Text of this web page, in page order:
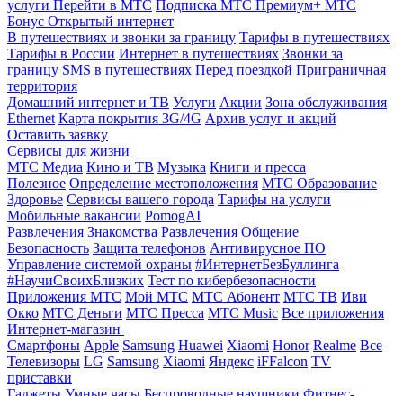
услуги Перейти в МТС Подписка МТС Премиум+ МТС
Бонус Открытый интернет
В путешествиях и звонки за границу Тарифы в путешествиях
Тарифы в России Интернет в путешествиях Звонки за
границу SMS в путешествиях Перед поездкой Приграничная
территория
Домашний интернет и ТВ Услуги Акции Зона обслуживания
Ethernet Карта покрытия 3G/4G Архив услуг и акций
Оставить заявку
Сервисы для жизни
МТС Медиа Кино и ТВ Музыка Книги и пресса
Полезное Определение местоположения МТС Образование
Здоровье Сервисы вашего города Тарифы на услуги
Мобильные вакансии PomogAI
Развлечения Знакомства Развлечения Общение
Безопасность Защита телефонов Антивирусное ПО
Управление системой охраны #ИнтернетБезБуллинга
#НаучиСвоихБлизких Тест по кибербезопасности
Приложения МТС Мой МТС МТС Абонент МТС ТВ Иви
Окко МТС Деньги МТС Пресса МТС Music Все приложения
Интернет-магазин
Смартфоны Apple Samsung Huawei Xiaomi Honor Realme Все
Телевизоры LG Samsung Xiaomi Яндекс iFFalcon TV
приставки